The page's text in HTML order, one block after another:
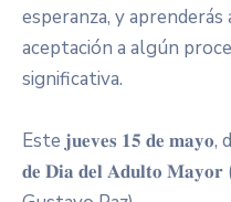
esperanza, y
aceptación a algún
significativa.
Este 𝐣𝐮𝐞𝐯𝐞𝐬 𝟏𝟓 𝐝𝐞 𝐦𝐚𝐲𝐨,
𝐝𝐞 𝐃𝐢𝐚 𝐝𝐞𝐥 𝐀𝐝𝐮𝐥𝐭𝐨